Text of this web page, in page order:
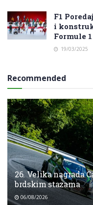
F1
i
Formule 1
19/03/2025
Recommended
26. Velika nagrada
brdskim stazama
06/08/2026